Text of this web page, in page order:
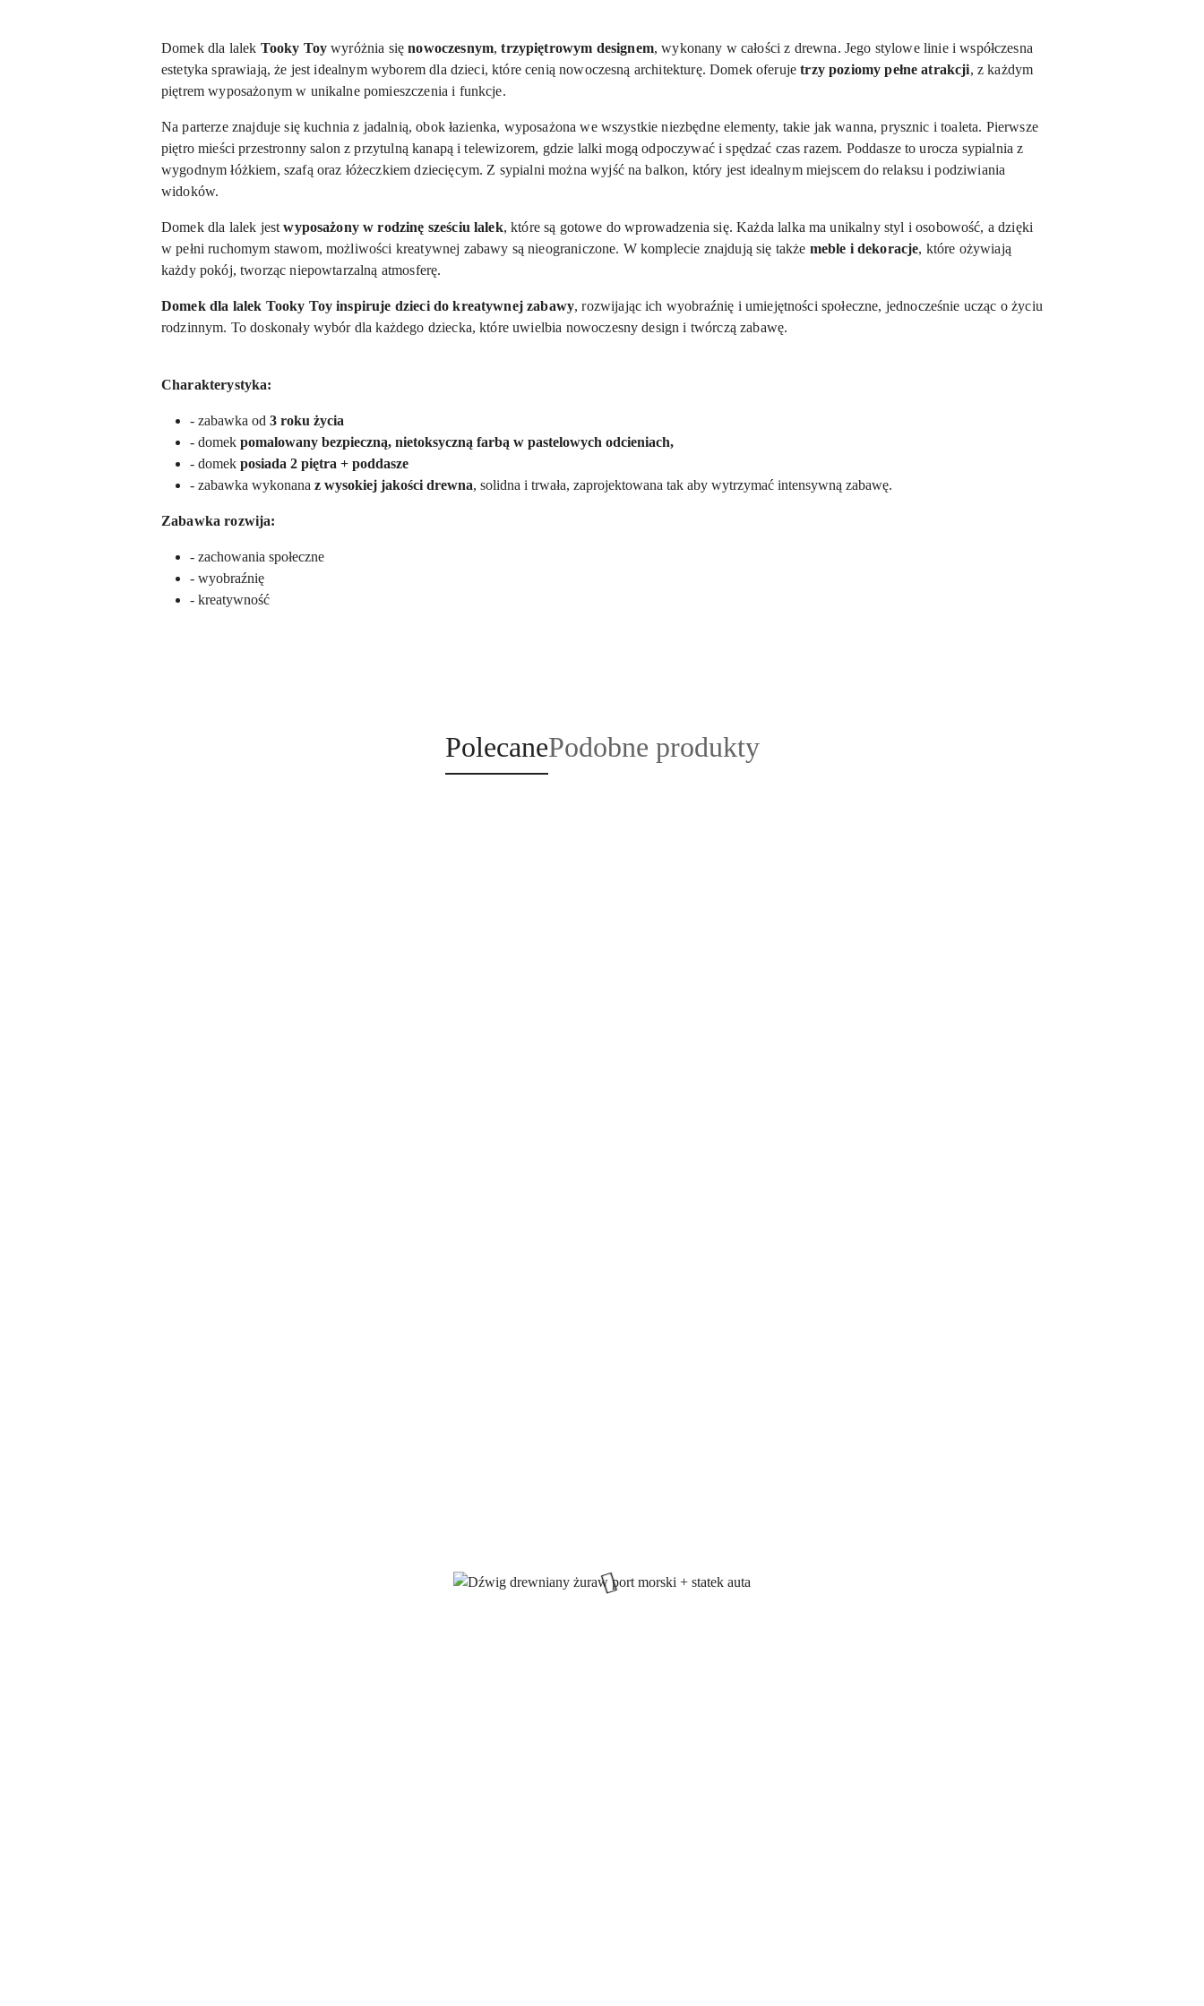
Domek dla lalek Tooky Toy wyróżnia sięnowoczesnym,trzypiętrowym designem, wykonany w całości z drewna. Jego stylowe linie i współczesna
estetyka sprawiają, że jest idealnym wyborem dla dzieci, które cenią nowoczesną architekturę. Domek oferujetrzy poziomy pełne atrakcji, z każdym
piętrem wyposażonym w unikalne pomieszczenia i funkcje.
Na parterze znajduje się kuchnia z jadalnią, obok łazienka, wyposażona we wszystkie niezbędne elementy, takie jak wanna, prysznic i toaleta. Pierwsze
piętro mieści przestronny salon z przytulną kanapą i telewizorem, gdzie lalki mogą odpoczywać i spędzać czas razem. Poddasze to urocza sypialnia z
wygodnym łóżkiem, szafą oraz łóżeczkiem dziecięcym. Z sypialni można wyjść na balkon, który jest idealnym miejscem do relaksu i podziwiania
widoków.
Domek dla lalek jestwyposażony w rodzinę sześciu lalek, które są gotowe do wprowadzenia się. Każda lalka ma unikalny styl i osobowość, a dzięki
w pełni ruchomym stawom, możliwości kreatywnej zabawy są nieograniczone. W komplecie znajdują się także meble i dekoracje, które ożywiają
każdy pokój, tworząc niepowtarzalną atmosferę.
Domek dla lalek Tooky Toy inspiruje dzieci do kreatywnej zabawy, rozwijając ich wyobraźnię i umiejętności społeczne, jednocześnie ucząc o życiu
rodzinnym. To doskonały wybór dla każdego dziecka, które uwielbia nowoczesny design i twórczą zabawę.
Charakterystyka:
- zabawka od 3 roku życia
- domek pomalowany bezpieczną, nietoksyczną farbą w pastelowych odcieniach,
- domek posiada 2 piętra + poddasze
- zabawka wykonana z wysokiej jakości drewna, solidna i trwała, zaprojektowana tak aby wytrzymać intensywną zabawę.
Zabawka rozwija:
- zachowania społeczne
- wyobraźnię
- kreatywność
Produkty
o
PolecaneProdukty
o
Podobne produkty